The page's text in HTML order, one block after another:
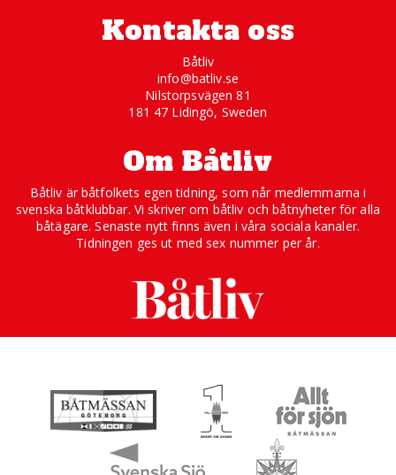
Kontakta oss
Båtliv
info@batliv.se
Nilstorpsvägen 81
181 47 Lidingö, Sweden
Om Båtliv
Båtliv är båtfolkets egen tidning, som når medlemmarna i
svenska båtklubbar. Vi skriver om båtliv och båtnyheter för alla
båtägare. Senaste nytt finns även i våra sociala kanaler.
Tidningen ges ut med sex nummer per år.